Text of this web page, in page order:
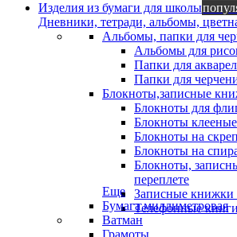
Изделия из бумаги для школы
Дневники, тетради, альбомы,
Альбомы, папки для
Альбомы для
Папки для
Папки для
Блокноты,записные
Блокноты для
Блокноты клееные
Блокноты на
Блокноты на
Блокноты,
переплете
Записные книжки
Телефонные книги
Еще
Бумага миллиметровая
Ватман
Грамоты